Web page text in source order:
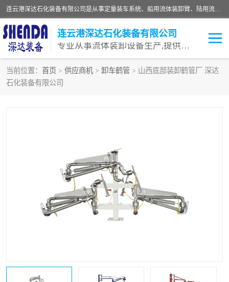
连云港深达石化装备有限公司是从事定量装车系统、船用流体装卸臂、陆用流体装卸臂（鹤管）、活动梯、钢构平台等全系列流体装卸设备的设计、制造、销售以及服务的专业供应商。公司始终以客户为中心，密切跟踪国内外油气储运及装卸设备先进技术的发展，以先进的技术、优质的产品、一流的服务，满足客户需求。
连云港深达石化装备有限公司
专业从事流体装卸设备生产,提供全面解决方案，生产与定制服务
当前位置： 首页 > 供应商机 > 卸车鹤管 > 山西底部装卸鹤管厂 深达
石化装备有限公司
鹤管
输油臂
汽车鹤管
火车鹤管